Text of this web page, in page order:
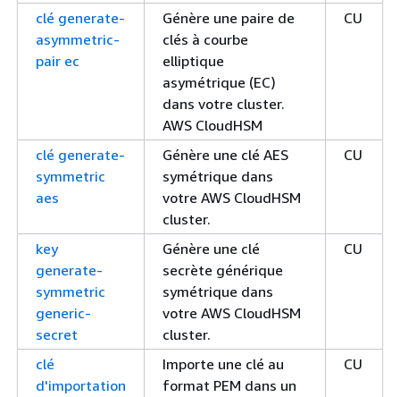
clé generate-
asymmetric-
pair ec
Génère une paire de
clés à courbe
elliptique
asymétrique (EC)
dans votre cluster.
AWS CloudHSM
CU
clé generate-
symmetric
aes
Génère une clé AES
symétrique dans
votre AWS CloudHSM
cluster.
CU
key
generate-
symmetric
generic-
secret
Génère une clé
secrète générique
symétrique dans
votre AWS CloudHSM
cluster.
CU
clé
d'importation
Importe une clé au
format PEM dans un
CU